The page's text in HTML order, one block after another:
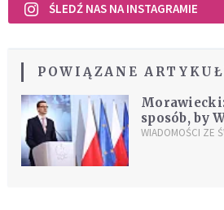
ŚLEDŹ NAS NA INSTAGRAMIE
POWIĄZANE
sposób, by
zachowała
WIADOMOŚCI ZE